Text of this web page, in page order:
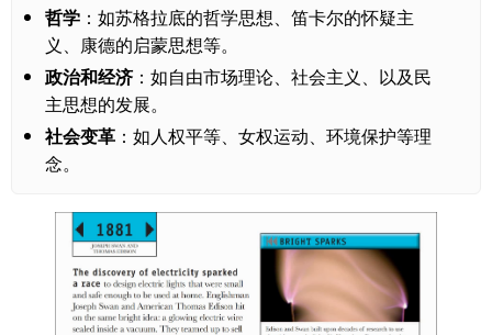
哲学 ：如苏格拉底的哲学思想、笛卡尔的怀疑主
义、康德的启蒙思想等。
政治和经济：如自由市场理论、社会主义、以及民
主思想的发展。
社会变革 ：如人权平等、女权运动、环境保护等理
念。